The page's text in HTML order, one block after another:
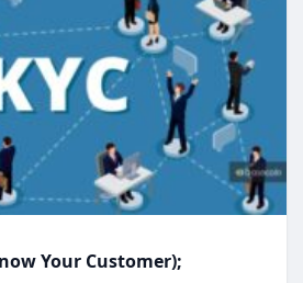
Your Customer);